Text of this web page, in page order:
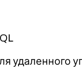
удаленного